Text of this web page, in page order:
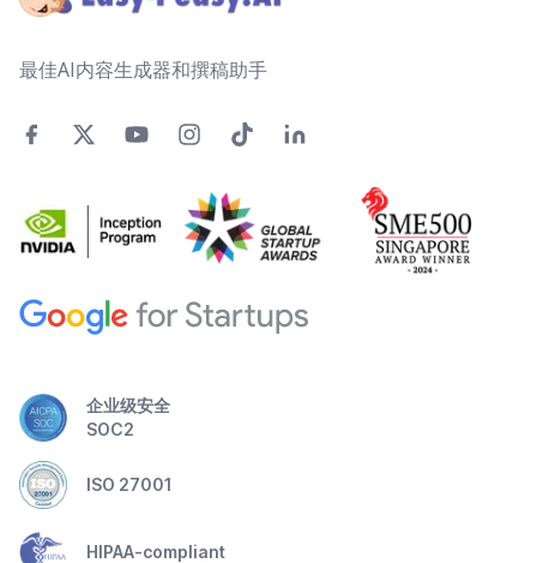
最佳AI内容生成器和撰稿助手
企业级安全
SOC2
ISO 27001
HIPAA-compliant